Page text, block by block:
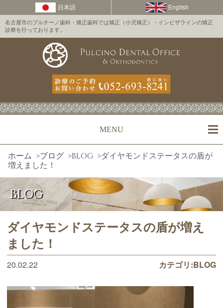
名古屋市のプルチーノ歯科・矯正歯科では矯正（小児矯正）・インビザラインの矯正
診療を行っております。
MENU
ホーム >ブログ >BLOG >ダイヤモンドステータスの盾が
増えました！
BLOG
ダイヤモンドステータスの盾が増え
ました！
20.02.22 カテゴリ:BLOG